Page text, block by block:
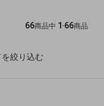
66商品中 1 -66商品
絞り込む